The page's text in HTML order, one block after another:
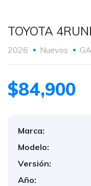
TOYOTA
2026 Nuevos
$84,900
Marca:
Modelo:
Versión:
Año: